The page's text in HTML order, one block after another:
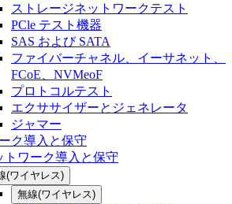
ストレージネットワークテスト
PCle テスト機器
SAS および SATA
ファイバーチャネル、イーサネット、
FCoE、NVMeoF
プロトコルテスト
エクササイザーとジェネレータ
ジャマー
ク導入と保守
トワーク導入と保守
(ワイヤレス)
無線(ワイヤレス)